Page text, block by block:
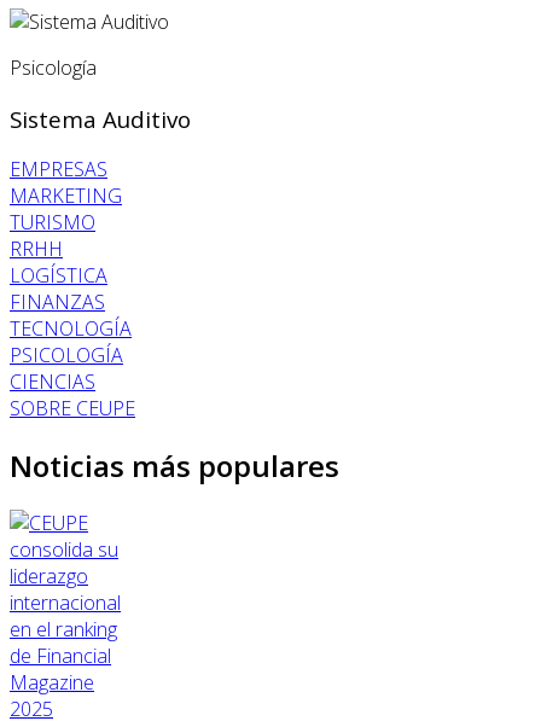
Psicología
Sistema Auditivo
EMPRESAS
MARKETING
TURISMO
RRHH
LOGÍSTICA
FINANZAS
TECNOLOGÍA
PSICOLOGÍA
CIENCIAS
SOBRE CEUPE
Noticias más populares